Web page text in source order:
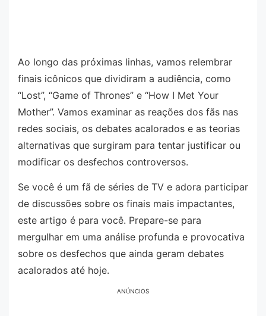
Ao longo das próximas linhas, vamos relembrar
finais icônicos que dividiram a audiência, como
“Lost”, “Game of Thrones” e “How I Met Your
Mother”. Vamos examinar as reações dos fãs nas
redes sociais, os debates acalorados e as teorias
alternativas que surgiram para tentar justificar ou
modificar os desfechos controversos.
Se você é um fã de séries de TV e adora participar
de discussões sobre os finais mais impactantes,
este artigo é para você. Prepare-se para
mergulhar em uma análise profunda e provocativa
sobre os desfechos que ainda geram debates
acalorados até hoje.
ANÚNCIOS